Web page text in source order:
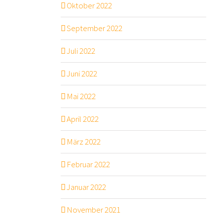
Oktober 2022
September 2022
Juli 2022
Juni 2022
Mai 2022
April 2022
März 2022
Februar 2022
Januar 2022
November 2021